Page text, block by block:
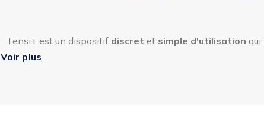
Tensi+ est un dispositif discret et simple d'utilisation qui
(incontinence urinaire, pollakiurie, nycturie) par stimulation
Voir plus